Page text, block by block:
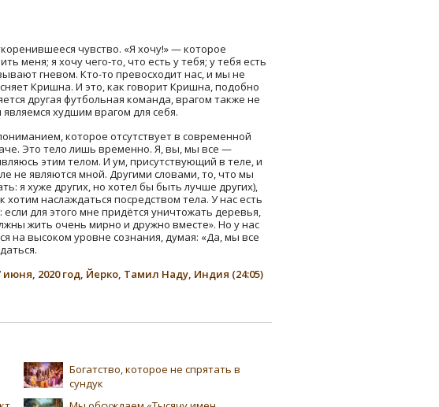
чувство. «Я хочу!» — которое
меня; я хочу чего-то, что есть у тебя; у тебя есть
гневом. Кто-то превосходит нас, и мы не
Кришна. И это, как говорит Кришна, подобно
другая футбольная команда, врагом также не
худшим врагом для себя.
которое отсутствует в современной
Это тело лишь временно. Я, вы, мы все —
этим телом. И ум, присутствующий в теле, и
не являются мной. Другими словами, то, что мы
я хуже других, но хотел бы быть лучше других),
наслаждаться посредством тела. У нас есть
для этого мне придётся уничтожать деревья,
жить очень мирно и дружно вместе». Но у нас
на высоком уровне сознания, думая: «Да, мы все
2020 год, Йерко, Тамил Наду, Индия (24:05)
Богатство, которое не спрятать в
сундук